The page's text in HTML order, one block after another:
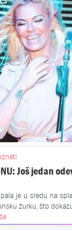
Još jedan
je u sredu na
žurku, što